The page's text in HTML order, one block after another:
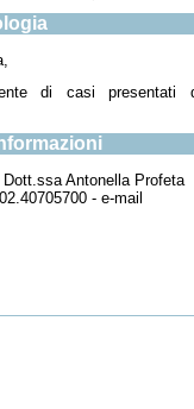
di casi presentati
Antonella Profeta
- e-mail